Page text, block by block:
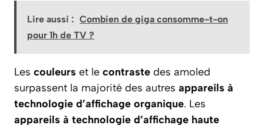
Lire aussi : Combien de giga consomme-t-on
pour 1h de TV ?
Les couleurs et le contraste des amoled
surpassent la majorité des autres appareils à
technologie d’affichage organique. Les
appareils à technologie d’affichage haute